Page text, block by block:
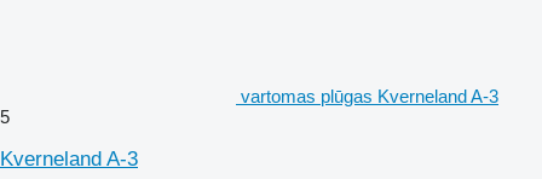
vartomas plūgas Kverneland A-3
5
Kverneland A-3